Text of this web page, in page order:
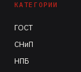
КАТЕГОРИИ
ГОСТ
СНиП
НПБ